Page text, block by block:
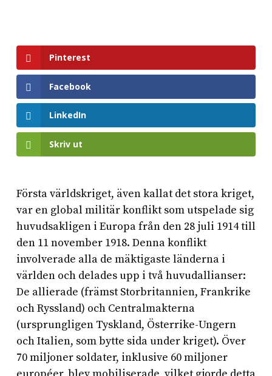
Pinterest
Facebook
LinkedIn
Skriv ut
Första världskriget, även kallat det stora kriget,
var en global militär konflikt som utspelade sig
huvudsakligen i Europa från den 28 juli 1914 till
den 11 november 1918. Denna konflikt
involverade alla de mäktigaste länderna i
världen och delades upp i två huvudallianser:
De allierade (främst Storbritannien, Frankrike
och Ryssland) och Centralmakterna
(ursprungligen Tyskland, Österrike-Ungern
och Italien, som bytte sida under kriget). Över
70 miljoner soldater, inklusive 60 miljoner